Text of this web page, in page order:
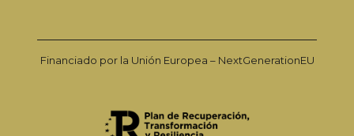
Financiado por la Unión Europea – NextGenerationEU